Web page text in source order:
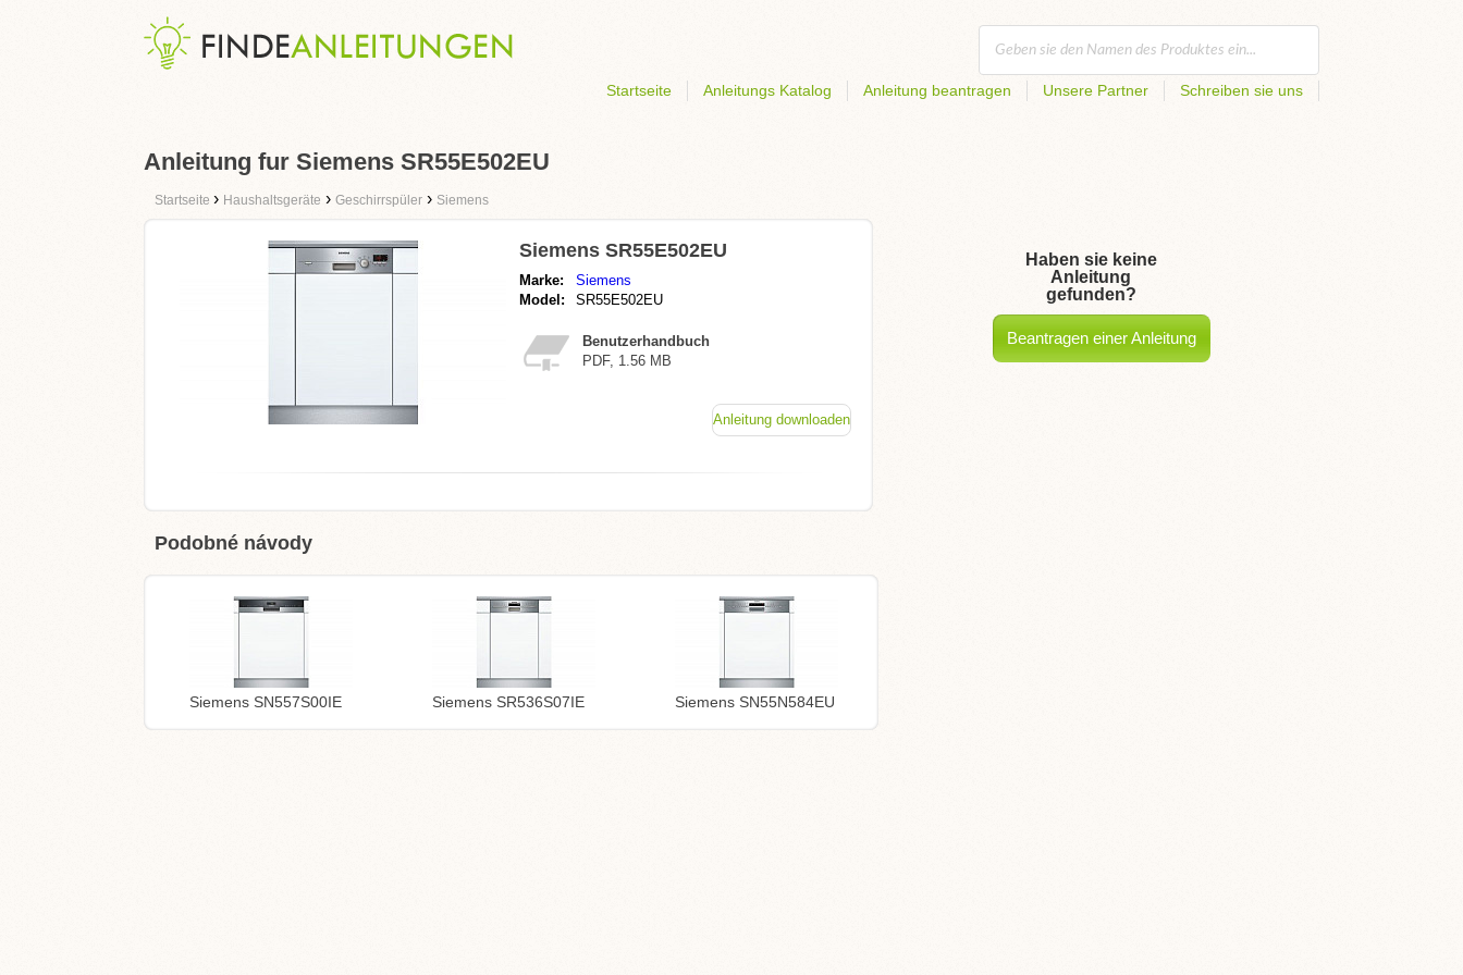
Startseite Anleitungs Katalog Anleitung beantragen Unsere Partner Schreiben sie uns
Anleitung fur Siemens SR55E502EU
Startseite › Haushaltsgeräte › Geschirrspüler › Siemens
Siemens SR55E502EU
Marke:
Siemens
Model:
SR55E502EU
Benutzerhandbuch
PDF, 1.56 MB
Anleitung downloaden
Podobné návody
Siemens SN557S00IE Siemens SR536S07IE Siemens SN55N584EU
Haben sie keine
Anleitung
gefunden?
Beantragen einer Anleitung